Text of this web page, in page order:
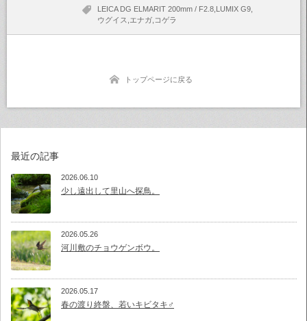
LEICA DG ELMARIT 200mm / F2.8 LUMIX G9
ウグイス エナガ コゲラ
トップページに戻る
最近の記事
2026.06.10
少し遠出して里山へ探鳥。
2026.05.26
河川敷のチョウゲンボウ。
2026.05.17
春の渡り終盤、若いキビタキ♂